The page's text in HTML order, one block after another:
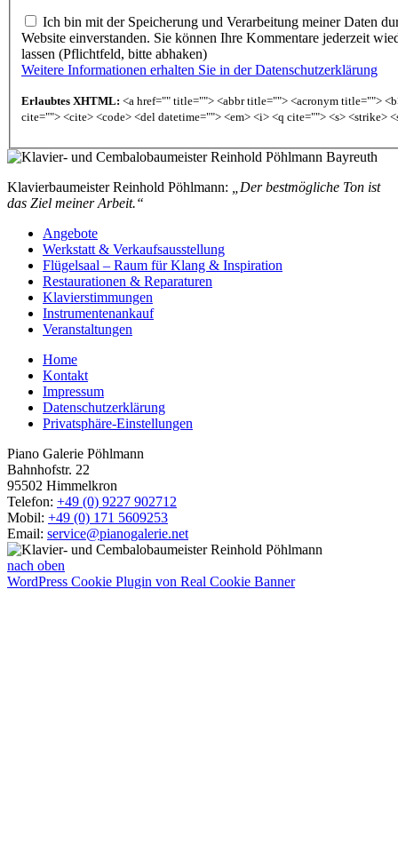
Ich bin mit der Speicherung und Verarbeitung meiner Daten
Website einverstanden. Sie können Ihre Kommentare jederzeit
lassen (Pflichtfeld, bitte abhaken)
Weitere Informationen erhalten Sie in der Datenschutzerklärung
Erlaubtes XHTML: <a href="" title=""> <abbr title=""> <acronym title="">
cite=""> <cite> <code> <del datetime=""> <em> <i> <q cite=""> <s> <strike>
Klavierbaumeister Reinhold Pöhlmann:
„Der bestmögliche Ton ist
das Ziel meiner Arbeit.“
Angebote
Werkstatt & Verkaufsausstellung
Flügelsaal – Raum für Klang & Inspiration
Restaurationen & Reparaturen
Klavierstimmungen
Instrumentenankauf
Veranstaltungen
Home
Kontakt
Impressum
Datenschutzerklärung
Privatsphäre-Einstellungen
Piano Galerie Pöhlmann
Bahnhofstr. 22
95502 Himmelkron
Telefon: +49 (0) 9227 902712
Mobil: +49 (0) 171 5609253
Email: service@pianogalerie.net
nach oben
WordPress Cookie Plugin von Real Cookie Banner